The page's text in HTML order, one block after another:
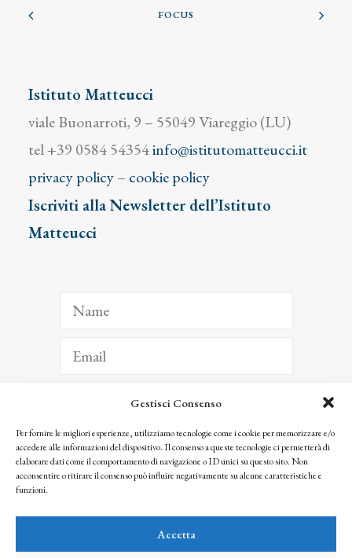
Gestisci Consenso
Per fornire le migliori esperienze, utilizziamo tecnologie come i cookie per memorizzare e/o
accedere alle informazioni del dispositivo. Il consenso a queste tecnologie ci permetterà di
elaborare dati come il comportamento di navigazione o ID unici su questo sito. Non
acconsentire o ritirare il consenso può influire negativamente su alcune caratteristiche e
funzioni.
Accetta
FOCUS
Istituto Matteucci
viale Buonarroti, 9 – 55049 Viareggio (LU)
tel +39 0584 54354info@istitutomatteucci.it
privacy policy– cookie policy
Iscriviti alla Newsletter dell’Istituto
Matteucci
ISCRIVITI
Facendo clic per iscriverti, riconosci che le tue informazioni saranno trattate
seguendo la nostra Privacy Policy
© 2025 Istituto Matteucci. All right reserved
l’autorizzazione scritta dei proprietari dei diritti e dell’Istituto Matteucci